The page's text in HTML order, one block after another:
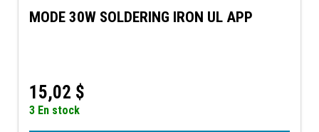
MODE 30W SOLDERING IRON UL APP
15,02 $
3 En stock